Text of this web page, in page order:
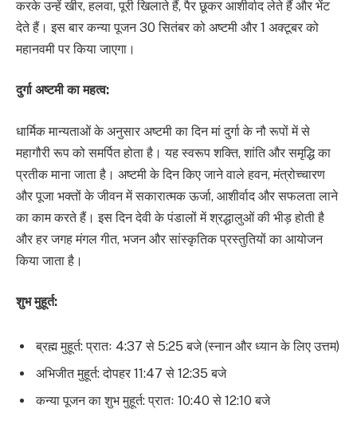
करके उन्हें खीर, हलवा, पूरी खिलाते हैं, पैर छूकर आशीर्वाद लेते हैं और भेंट
देते हैं। इस बार कन्या पूजन 30 सितंबर को अष्टमी और 1 अक्टूबर को
महानवमी पर किया जाएगा।
दुर्गा अष्टमी का महत्व:
धार्मिक मान्यताओं के अनुसार अष्टमी का दिन मां दुर्गा के नौ रूपों में से
महागौरी रूप को समर्पित होता है। यह स्वरूप शक्ति, शांति और समृद्धि का
प्रतीक माना जाता है। अष्टमी के दिन किए जाने वाले हवन, मंत्रोच्चारण
और पूजा भक्तों के जीवन में सकारात्मक ऊर्जा, आशीर्वाद और सफलता लाने
का काम करते हैं। इस दिन देवी के पंडालों में श्रद्धालुओं की भीड़ होती है
और हर जगह मंगल गीत, भजन और सांस्कृतिक प्रस्तुतियों का आयोजन
किया जाता है।
शुभ मुहूर्त:
ब्रह्म मुहूर्त: प्रातः 4:37 से 5:25 बजे (स्नान और ध्यान के लिए उत्तम)
अभिजीत मुहूर्त: दोपहर 11:47 से 12:35 बजे
कन्या पूजन का शुभ मुहूर्त: प्रातः 10:40 से 12:10 बजे